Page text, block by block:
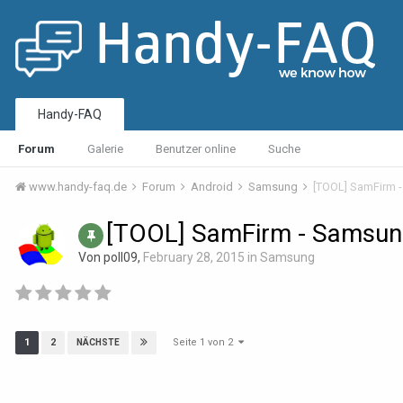
Handy-FAQ
Forum Galerie Benutzer online Suche
www.handy-faq.de Forum Android Samsung [TOOL]
[TOOL] SamFirm -
Von poll09, February 28, 2015 in Samsung
1 2 NÄCHSTE Seite 1 von 2